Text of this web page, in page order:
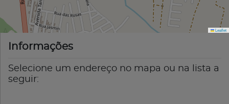
Leaflet
Informações
Selecione um endereço no mapa ou na lista a
seguir: